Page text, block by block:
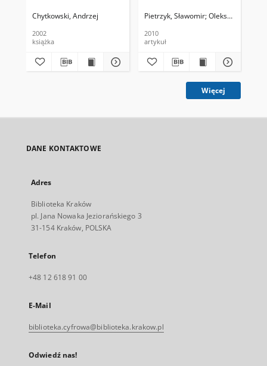
Chytkowski, Andrzej
2002
książka
Pietrzyk, Sławomir Oleksy, Marian
2010
artykuł
Więcej
DANE KONTAKTOWE
Adres
Biblioteka Kraków
pl. Jana Nowaka Jeziorańskiego 3
31-154 Kraków, POLSKA
Telefon
+48 12 618 91 00
E-Mail
biblioteka.cyfrowa@biblioteka.krakow.pl
Odwiedź nas!